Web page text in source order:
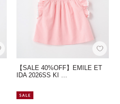
【SALE 40%OFF】EMILE ET
IDA 2026SS KI …